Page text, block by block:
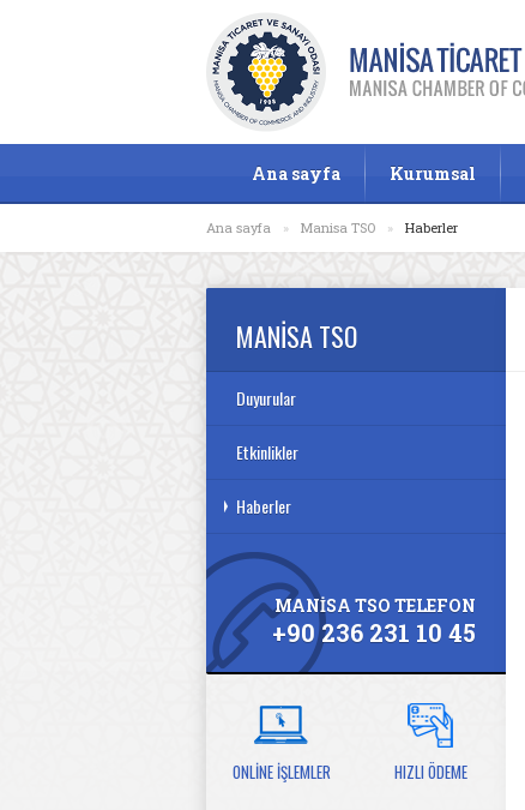
Ana sayfa Kurumsal
Ana sayfa » Manisa TSO » Haberler
MANİSA TSO
Duyurular
Etkinlikler
Haberler
MANİSA TSO TELEFON
+90 236 231 10 45
ONLİNE İŞLEMLER HIZLI ÖDEME